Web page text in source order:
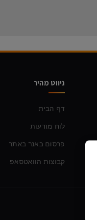
ניווט מהיר
דף הבית
לוח מודעות
פרסום באנר באתר
קבוצות הוואטסאפ